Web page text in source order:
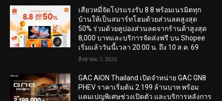
เสียวหมี่จัดโปรแรงรับ 8.8 พร้อมเนรมิตทุก
บ้านให้เป็นสมาร์ทโฮมด้วยส่วนลดสูงสุด
50% ร่วมด้วยคูปองส่วนลดจากร้านค้าสูงสุด
8,000 บาทและบริการจัดส่งฟรี บน Shopee
เริ่มแล้ววันนี้เวลา 20:00 น. ถึง 10 ส.ค. 69
สิงหาคม 7, 2026
GAC AION Thailand เปิดจำหน่าย GAC GN8
PHEV ราคาเริ่มต้น 2.199 ล้านบาท พร้อม
แคมเปญพิเศษช่วงเปิดตัว และบริการหลังการ